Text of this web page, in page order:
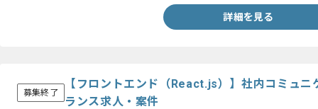
詳細を見る
募集終了
【フロントエンド（React.js）】社内コミュニ
ランス求人・案件